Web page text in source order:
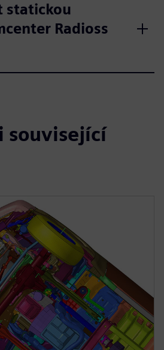
statickou
Radioss
související